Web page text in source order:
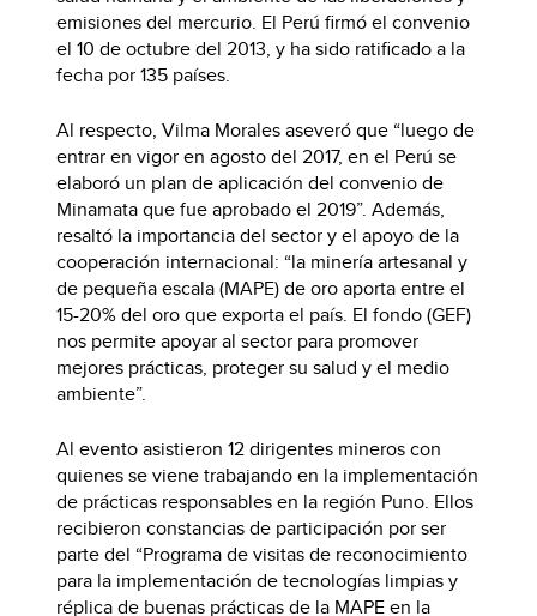
emisiones del mercurio. El Perú firmó el convenio
el 10 de octubre del 2013, y ha sido ratificado a la
fecha por 135 países.
Al respecto, Vilma Morales aseveró que “luego de
entrar en vigor en agosto del 2017, en el Perú se
elaboró un plan de aplicación del convenio de
Minamata que fue aprobado el 2019”. Además,
resaltó la importancia del sector y el apoyo de la
cooperación internacional: “la minería artesanal y
de pequeña escala (MAPE) de oro aporta entre el
15-20% del oro que exporta el país. El fondo (GEF)
nos permite apoyar al sector para promover
mejores prácticas, proteger su salud y el medio
ambiente”.
Al evento asistieron 12 dirigentes mineros con
quienes se viene trabajando en la implementación
de prácticas responsables en la región Puno. Ellos
recibieron constancias de participación por ser
parte del “Programa de visitas de reconocimiento
para la implementación de tecnologías limpias y
réplica de buenas prácticas de la MAPE en la